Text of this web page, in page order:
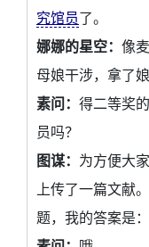
究馆员了。
娜娜的星空： 像
母娘干涉，拿了
素问： 得二等奖
员吗？
图谋： 为方便大
上传了一篇文献
题，我的答案是